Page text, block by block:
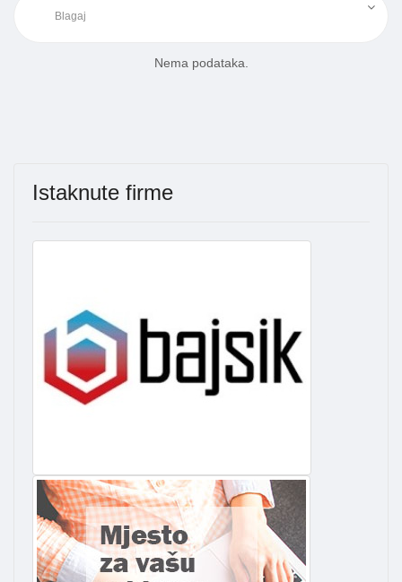
Nema podataka.
Istaknute firme